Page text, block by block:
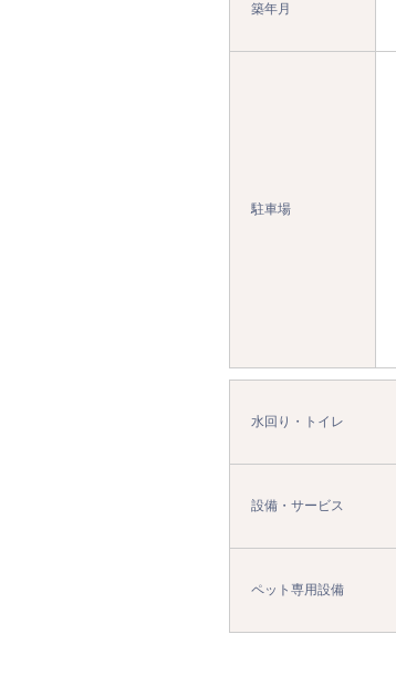
築年月
駐車場
水回り・トイレ
設備・サービス
ペット専用設備